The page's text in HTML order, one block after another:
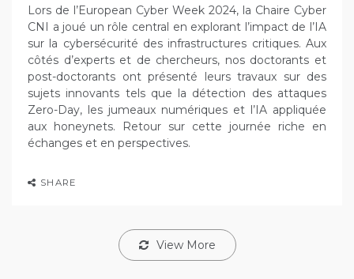
Lors de l’European Cyber Week 2024, la Chaire Cyber
CNI a joué un rôle central en explorant l’impact de l’IA
sur la cybersécurité des infrastructures critiques. Aux
côtés d’experts et de chercheurs, nos doctorants et
post-doctorants ont présenté leurs travaux sur des
sujets innovants tels que la détection des attaques
Zero-Day, les jumeaux numériques et l’IA appliquée
aux honeynets. Retour sur cette journée riche en
échanges et en perspectives.
SHARE
View More